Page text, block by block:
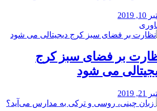
2019
بر فضای سبز کرج
می شود
2019